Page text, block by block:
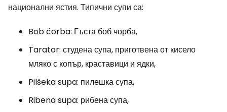
национални ястия. Типични супи са:
Bob čorba: Гъста боб чорба,
Tarator: студена супа, приготвена от кисело
мляко с копър, краставици и ядки,
Pilšeka supa: пилешка супа,
Ribena supa: рибена супа,